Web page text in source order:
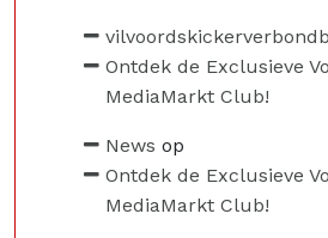
Ontdek de Exclusieve
MediaMarkt Club!
News op
Ontdek de Exclusieve
MediaMarkt Club!